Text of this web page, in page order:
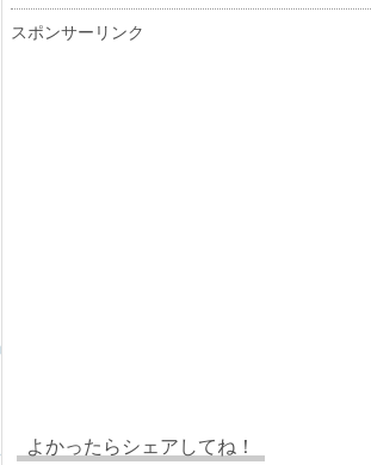
スポンサーリンク
よかったらシェアしてね！